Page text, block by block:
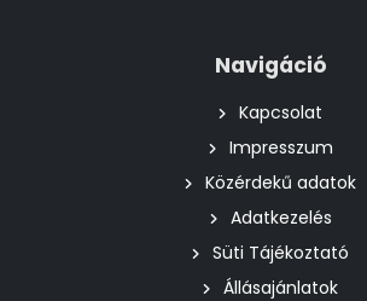
Navigáció
Kapcsolat
Impresszum
Közérdekű adatok
Adatkezelés
Süti Tájékoztató
Állásajánlatok